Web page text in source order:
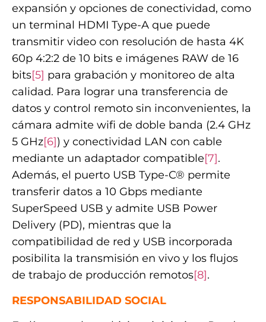
expansión y opciones de conectividad, como
un terminal HDMI Type-A que puede
transmitir video con resolución de hasta 4K
60p 4:2:2 de 10 bits e imágenes RAW de 16
bits[5] para grabación y monitoreo de alta
calidad. Para lograr una transferencia de
datos y control remoto sin inconvenientes, la
cámara admite wifi de doble banda (2.4 GHz
5 GHz[6]) y conectividad LAN con cable
mediante un adaptador compatible[7].
Además, el puerto USB Type-C® permite
transferir datos a 10 Gbps mediante
SuperSpeed USB y admite USB Power
Delivery (PD), mientras que la
compatibilidad de red y USB incorporada
posibilita la transmisión en vivo y los flujos
de trabajo de producción remotos[8].
RESPONSABILIDAD SOCIAL